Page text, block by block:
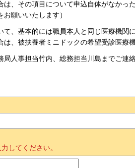
、その項目について申込自体がなかっ
願いいたします）
、基本的には職員本人と同じ医療機関に
、被扶養者ミニドックの希望受診医療
人事担当竹内、総務担当川島までご連絡
してください。